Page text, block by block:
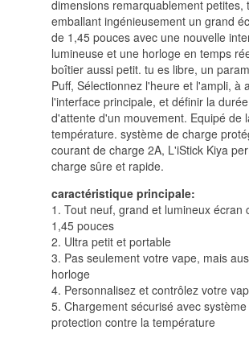
dimensions remarquablement petites,
emballant ingénieusement un grand
de 1,45 pouces avec une nouvelle
lumineuse et une horloge en temps
boîtier aussi petit. tu es libre, un
Puff, Sélectionnez l'heure et l'ampli, à
l'interface principale, et définir la
d'attente d'un mouvement. Equipé de
température. système de charge
courant de charge 2A, L'iStick Kiya
charge sûre et rapide.
caractéristique principale:
1. Tout neuf, grand et lumineux écran
1,45 pouces
2. Ultra petit et portable
3. Pas seulement votre vape, mais
horloge
4. Personnalisez et contrôlez votre
5. Chargement sécurisé avec
protection contre la température